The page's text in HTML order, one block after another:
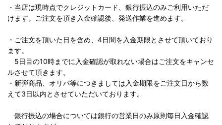
・当店は現時点でクレジットカード、銀行振込のみご利用いただ
けます。ご注文を頂き入金確認後、発送作業を進めます。
・ご注文を頂いた日を含め、4日間を入金期限とさせて頂いており
ます。
5日目の10時までに入金確認が取れない場合はご注文をキャンセ
ルさせて頂きます。
・新弾商品、オリパ等につきましては入金期限をご注文日から数
えて3日以内とさせていただいております。
銀行振込の場合については銀行の営業日のみ原則毎日入金確認